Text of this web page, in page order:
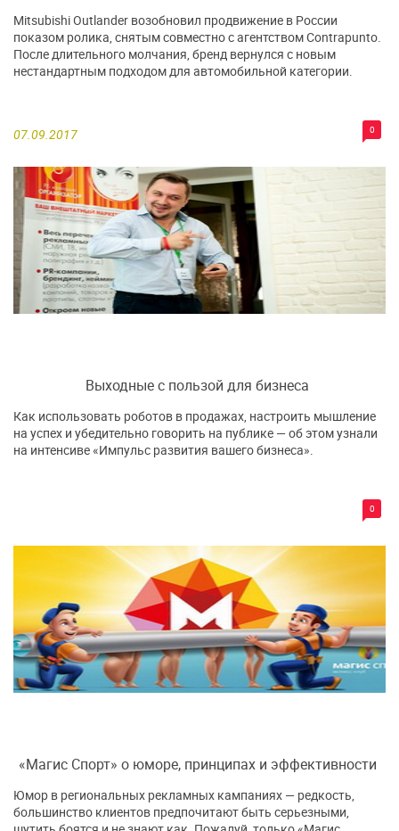
07.09.2017 0
Mitsubishi Outlander возобновил продвижение в России
показом ролика, снятым совместно с агентством Contrapunto.
После длительного молчания, бренд вернулся с новым
нестандартным подходом для автомобильной категории.
Выходные с пользой для бизнеса
0
Как использовать роботов в продажах, настроить мышление
на успех и убедительно говорить на публике — об этом узнали
на интенсиве «Импульс развития вашего бизнеса».
«Магис Спорт» о юморе, принципах и эффективности
Юмор в региональных рекламных кампаниях — редкость,
большинство клиентов предпочитают быть серьезными,